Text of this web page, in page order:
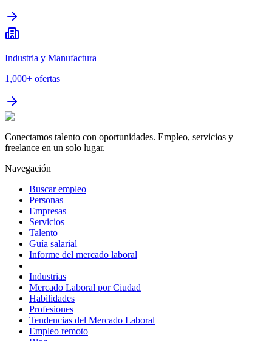
Industria y Manufactura
1,000+ ofertas
Conectamos talento con oportunidades. Empleo, servicios y
freelance en un solo lugar.
Navegación
Buscar empleo
Personas
Empresas
Servicios
Talento
Guía salarial
Informe del mercado laboral
Industrias
Mercado Laboral por Ciudad
Habilidades
Profesiones
Tendencias del Mercado Laboral
Empleo remoto